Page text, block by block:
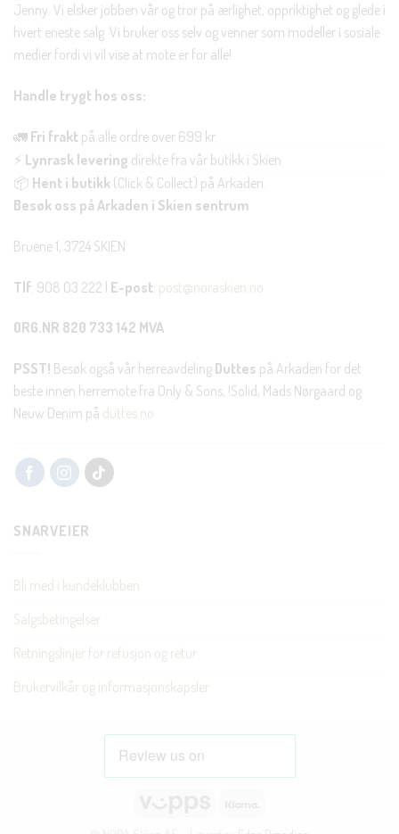
Jenny. Vi elsker jobben vår og tror på ærlighet, oppriktighet og glede i
hvert eneste salg. Vi bruker oss selv og venner som modeller i sosiale
medier fordi vi vil vise at mote er for alle!
Handle trygt hos oss:
🚛 Fri frakt på alle ordre over 699 kr.
⚡ Lynrask levering direkte fra vår butikk i Skien.
📦 Hent i butikk (Click & Collect) på Arkaden.
Besøk oss på Arkaden i Skien sentrum
Bruene 1, 3724 SKIEN
Tlf: 908 03 222 | E-post: post@noraskien.no
ORG.NR 820 733 142 MVA
PSST! Besøk også vår herreavdeling Duttes på Arkaden for det
beste innen herremote fra Only & Sons, !Solid, Mads Nørgaard og
Neuw Denim på duttes.no
SNARVEIER
Bli med i kundeklubben
Salgsbetingelser
Retningslinjer for refusjon og retur
Brukervilkår og informasjonskapsler